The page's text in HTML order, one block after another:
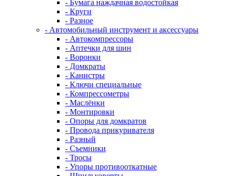
- Бумага наждачная водостойкая
- Круги
- Разное
- Автомобильный инструмент и аксессуары
- Автокомпрессоры
- Аптечки для шин
- Воронки
- Домкраты
- Канистры
- Ключи специальные
- Компрессометры
- Маслёнки
- Монтировки
- Опоры для домкратов
- Провода прикуривателя
- Разный
- Съемники
- Тросы
- Упоры противооткатные